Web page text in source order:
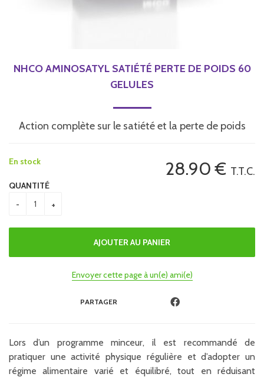
NHCO AMINOSATYL SATIÉTÉ PERTE DE POIDS 60
GELULES
Action complète sur le satiété et la perte de poids
28.90€ T.T.C.
En stock
QUANTITÉ
Envoyer cette page à un(e) ami(e)
PARTAGER
Lors d’un programme minceur, il est recommandé de
pratiquer une activité physique régulière et d’adopter un
régime alimentaire varié et équilibré, tout en réduisant